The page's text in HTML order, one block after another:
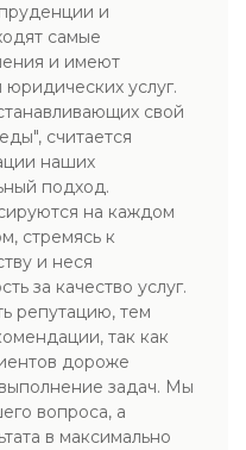
и
самые
и имеют
услуг.
свой
считается
наших
подход.
на каждом
стремясь к
и неся
за качество услуг.
репутацию, тем
так как
дороже
задач. Мы
вопроса, а
в максимально